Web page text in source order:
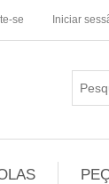
se Iniciar